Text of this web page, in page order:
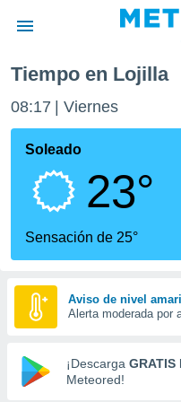
de
ha
calidad.
a este
las
y
forma
digital
basada
Tiempo en Lojilla
08:17 Viernes
Soleado
23°
Sensación de 25°
Aviso de nivel
Alerta moderada por
¡Descarga GRATIS
Meteored!